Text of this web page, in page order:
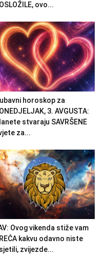
ovo...
horoskop za
3. AVGUSTA:
stvaraju SAVRŠENE
za...
Ovog vikenda stiže vam
kakvu odavno niste
zvijezde...